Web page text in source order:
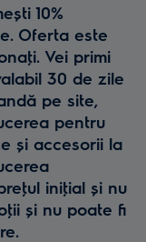
10%
Oferta este
Vei primi
30 de zile
pe site,
pentru
și accesorii la
iniţial și nu
și nu poate fi